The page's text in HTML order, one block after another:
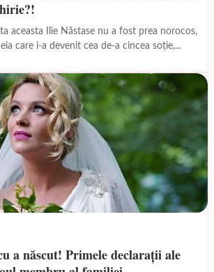
aceasta Ilie Năstase nu a fost prea norocos,
care i-a devenit cea de-a cincea soție,...
a născut! Primele declarații ale